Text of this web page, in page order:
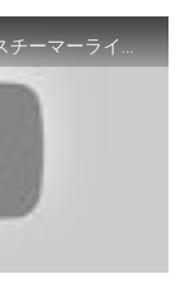
ディズニーシー・トランジットスチーマーライン / DisneySea Transit Steamer Line